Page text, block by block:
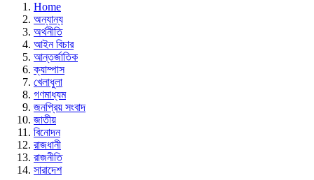
Home
অন্যান্য
অর্থনীতি
আইন বিচার
আন্তর্জাতিক
ক্যাম্পাস
খেলাধুলা
গণমাধ্যম
জনপ্রিয় সংবাদ
জাতীয়
বিনোদন
রাজধানী
রাজনীতি
সারাদেশ